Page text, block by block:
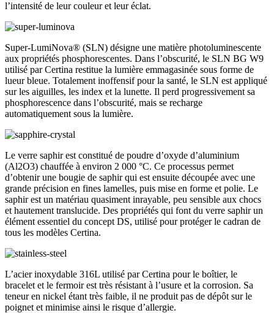
l’intensité de leur couleur et leur éclat.
Super-LumiNova® (SLN) désigne une matière photoluminescente
aux propriétés phosphorescentes. Dans l’obscurité, le SLN BG W9
utilisé par Certina restitue la lumière emmagasinée sous forme de
lueur bleue. Totalement inoffensif pour la santé, le SLN est appliqué
sur les aiguilles, les index et la lunette. Il perd progressivement sa
phosphorescence dans l’obscurité, mais se recharge
automatiquement sous la lumière.
Le verre saphir est constitué de poudre d’oxyde d’aluminium
(Al2O3) chauffée à environ 2 000 °C. Ce processus permet
d’obtenir une bougie de saphir qui est ensuite découpée avec une
grande précision en fines lamelles, puis mise en forme et polie. Le
saphir est un matériau quasiment inrayable, peu sensible aux chocs
et hautement translucide. Des propriétés qui font du verre saphir un
élément essentiel du concept DS, utilisé pour protéger le cadran de
tous les modèles Certina.
L’acier inoxydable 316L utilisé par Certina pour le boîtier, le
bracelet et le fermoir est très résistant à l’usure et la corrosion. Sa
teneur en nickel étant très faible, il ne produit pas de dépôt sur le
poignet et minimise ainsi le risque d’allergie.